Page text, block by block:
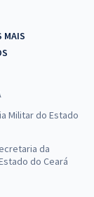
MAIS
Militar do Estado
da
do Ceará